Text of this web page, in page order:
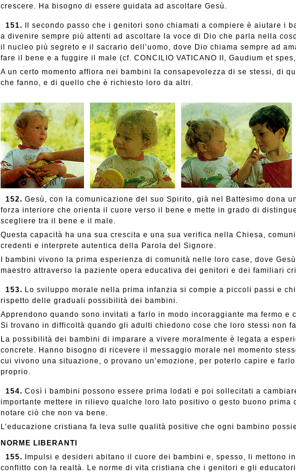
crescere. Ha bisogno di essere guidata ad ascoltare Gesù.
151.
Il secondo passo che i genitori sono chiamati a compiere è aiutare i
a divenire sempre più attenti ad ascoltare la voce di Dio che parla nella
il nucleo più segreto e il sacrario dell’uomo, dove Dio chiama sempre ad
fare il bene e a fuggire il male (cf. CONCILIO VATICANO II, Gaudium et
A un certo momento affiora nei bambini la consapevolezza di se stessi, di
che fanno, e di quello che è richiesto loro da altri.
152. Gesù, con la comunicazione del suo Spirito, già nel Battesimo dona
forza interiore che orienta il cuore verso il bene e mette in grado di
scegliere tra il bene e il male.
Questa capacità ha una sua crescita e una sua verifica nella Chiesa,
credenti e interprete autentica della Parola del Signore.
I bambini vivono la prima esperienza di comunità nelle loro case, dove
maestro attraverso la paziente opera educativa dei genitori e dei familiari
153. Lo sviluppo morale nella prima infanzia si compie a piccoli passi e
rispetto delle graduali possibilità dei bambini.
Apprendono quando sono invitati a farlo in modo incoraggiante ma fermo e
Si trovano in difficoltà quando gli adulti chiedono cose che loro stessi non
La possibilità dei bambini di imparare a vivere moralmente è legata a
concrete. Hanno bisogno di ricevere il messaggio morale nel momento
cui vivono una situazione, o provano un’emozione, per poterlo capire e farlo
proprio.
154. Così i bambini possono essere prima lodati e poi sollecitati a
importante mettere in rilievo qualche loro lato positivo o gesto buono prima
notare ciò che non va bene.
L’educazione cristiana fa leva sulle qualità positive che ogni bambino
NORME LIBERANTI
155.
Impulsi e desideri abitano il cuore dei bambini e, spesso, li mettono in
conflitto con la realtà. Le norme di vita cristiana che i genitori e gli educatori